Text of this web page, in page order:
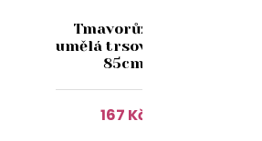
Tmavorůžová
umělá trsová růže
85cm
167 Kč